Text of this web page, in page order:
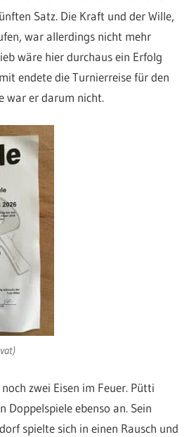
Satz. Die Kraft und der Wille,
war allerdings nicht mehr
wäre hier durchaus ein Erfolg
endete die Turnierreise für den
war er darum nicht.
zwei Eisen im Feuer. Pütti
Doppelspiele ebenso an. Sein
spielte sich in einen Rausch und